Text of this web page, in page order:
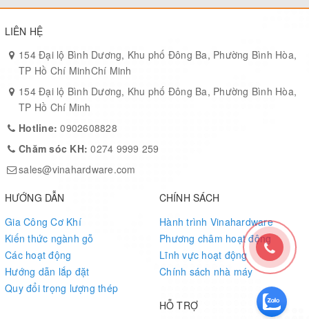
LIÊN HỆ
154 Đại lộ Bình Dương, Khu phố Đông Ba, Phường Bình Hòa,
TP Hồ Chí MinhChí Minh
154 Đại lộ Bình Dương, Khu phố Đông Ba, Phường Bình Hòa,
TP Hồ Chí Minh
Hotline:0902608828
Chăm sóc KH:0274 9999 259
sales@vinahardware.com
HƯỚNG DẪN
Gia Công Cơ Khí
Kiến thức ngành gỗ
Các hoạt động
Hướng dẫn lắp đặt
Quy đổi trọng lượng thép
CHÍNH SÁCH
Hành trình Vinahardware
Phương châm hoạt động
Lĩnh vực hoạt động
Chính sách nhà máy
HỖ TRỢ